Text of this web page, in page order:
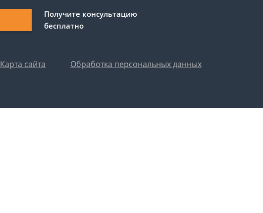
Получите консультацию
бесплатно
Карта сайта Обработка персональных данных